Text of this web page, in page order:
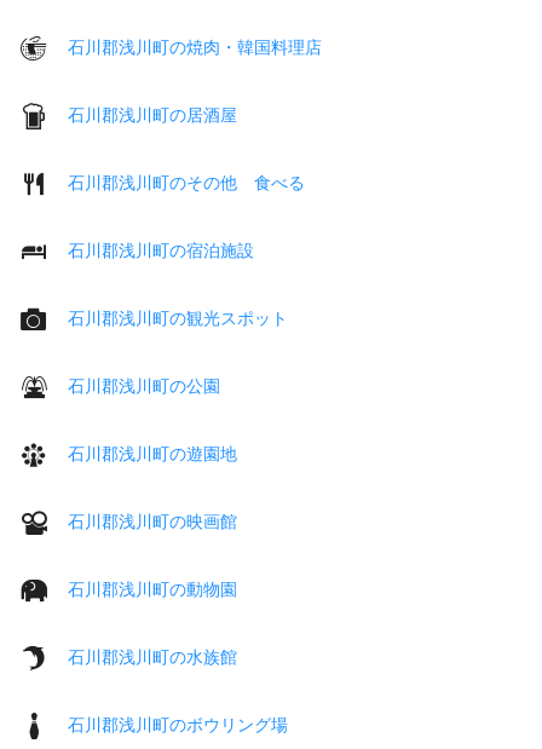
石川郡浅川町の焼肉・韓国料理店
石川郡浅川町の居酒屋
石川郡浅川町のその他 食べる
石川郡浅川町の宿泊施設
石川郡浅川町の観光スポット
石川郡浅川町の公園
石川郡浅川町の遊園地
石川郡浅川町の映画館
石川郡浅川町の動物園
石川郡浅川町の水族館
石川郡浅川町のボウリング場